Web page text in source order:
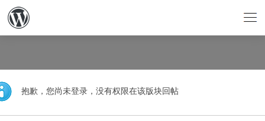
抱歉，您尚未登录，没有权限在该版块回帖